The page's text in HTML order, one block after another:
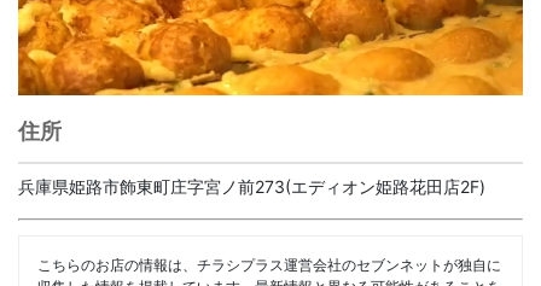
住所
兵庫県姫路市飾東町庄字宮ノ前273(エディオン姫路花田店2F)
こちらのお店の情報は、チラシプラス運営会社のセブンネットが独自に